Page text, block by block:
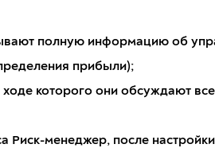
полную информацию об
прибыли);
которого они обсуждают
Риск-менеджер, после